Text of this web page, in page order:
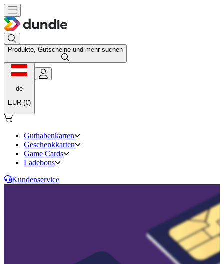
Produkte, Gutscheine und mehr suchen
de
EUR (€)
Guthabenkarten
Geschenkkarten
Game Cards
Ladebons
Kundenservice